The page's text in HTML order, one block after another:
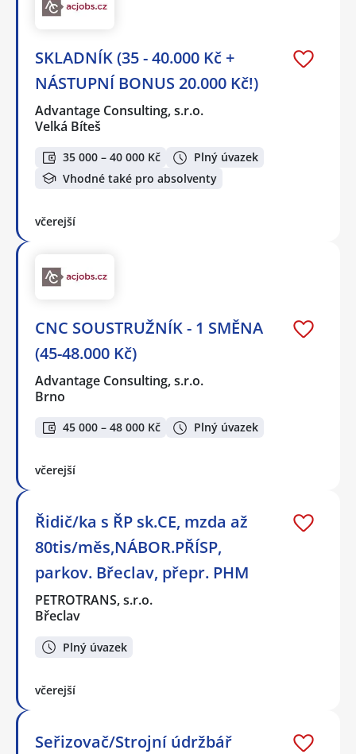
SKLADNÍK (35 - 40.000 Kč +
NÁSTUPNÍ BONUS 20.000 Kč!)
Advantage Consulting, s.r.o.
Velká Bíteš
35 000 – 40 000 Kč
Plný úvazek
Vhodné také pro absolventy
včerejší
CNC SOUSTRUŽNÍK - 1 SMĚNA
(45-48.000 Kč)
Advantage Consulting, s.r.o.
Brno
45 000 – 48 000 Kč Plný úvazek
včerejší
Řidič/ka s ŘP sk.CE, mzda až
80tis/měs,NÁBOR.PŘÍSP,
parkov. Břeclav, přepr. PHM
PETROTRANS, s.r.o.
Břeclav
Plný úvazek
včerejší
Seřizovač/Strojní údržbář